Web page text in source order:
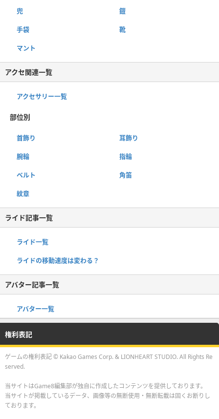
兜 鎧
手袋 靴
マント
アクセ関連一覧
アクセサリー一覧
部位別
首飾り 耳飾り
腕輪 指輪
ベルト 角笛
紋章
ライド記事一覧
ライド一覧
ライドの移動速度は変わる？
アバター記事一覧
アバター一覧
権利表記
ゲームの権利表記 © Kakao Games Corp. & LIONHEART STUDIO. All Rights Re
served.
当サイトはGame8編集部が独自に作成したコンテンツを提供しております。
当サイトが掲載しているデータ、画像等の無断使用・無断転載は固くお断りし
ております。